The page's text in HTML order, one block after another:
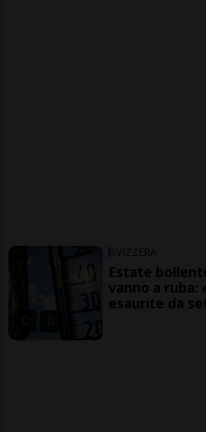
SVIZZERA
Estate
vanno a ruba:
esaurite da